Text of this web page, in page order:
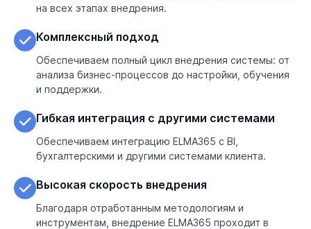
на всех этапах внедрения.
Комплексный подход
Обеспечиваем полный цикл внедрения системы: от
анализа бизнес-процессов до настройки, обучения
и поддержки.
Гибкая интеграция с другими системами
Обеспечиваем интеграцию ELMA365 с BI,
бухгалтерскими и другими системами клиента.
Высокая скорость внедрения
Благодаря отработанным методологиям и
инструментам, внедрение ELMA365 проходит в